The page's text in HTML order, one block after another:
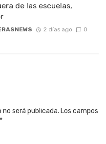
de las escuelas,
2 días ago 0
será publicada. Los campos
*